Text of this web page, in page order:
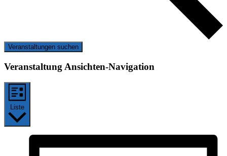
Veranstaltungen suchen
Veranstaltung Ansichten-Navigation
Liste